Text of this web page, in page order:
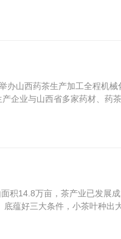
山西药茶生产加工全程机械
企业与山西省多家药材、药
积14.8万亩，茶产业已发展
蕴好三大条件，小茶叶种出